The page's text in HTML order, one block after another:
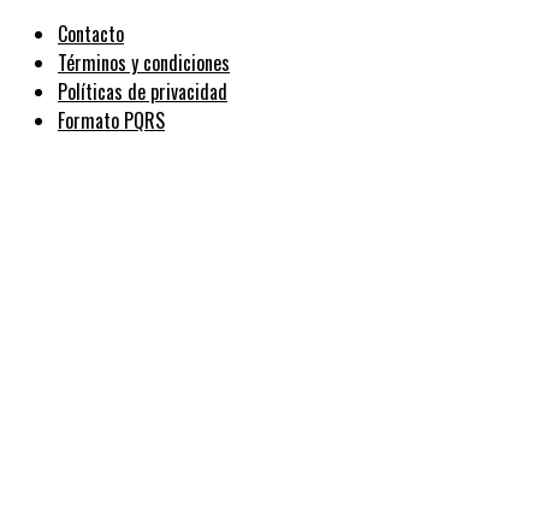
Contacto
Términos y condiciones
Políticas de privacidad
Formato PQRS